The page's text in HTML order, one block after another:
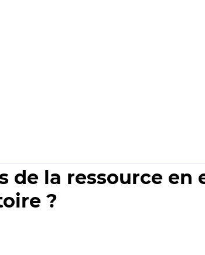
de la ressource en
?